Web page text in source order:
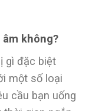
không?
gì đặc biệt
một số loại
cầu bạn uống